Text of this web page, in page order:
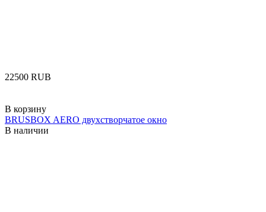
‍22500‍ RUB
В корзину
BRUSBOX AERO двухстворчатое окно
В наличии